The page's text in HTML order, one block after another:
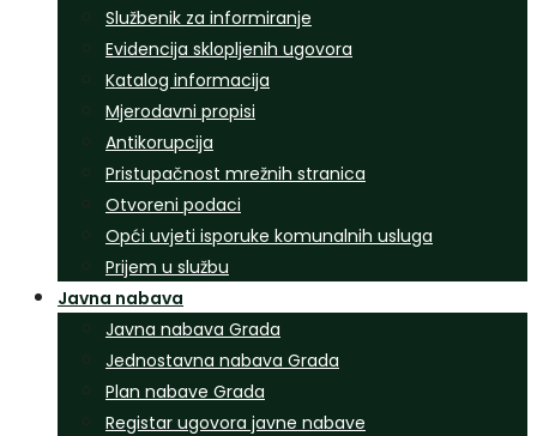
Službenik za informiranje
Evidencija sklopljenih ugovora
Katalog informacija
Mjerodavni propisi
Antikorupcija
Pristupačnost mrežnih stranica
Otvoreni podaci
Opći uvjeti isporuke komunalnih usluga
Prijem u službu
Javna nabava
Javna nabava Grada
Jednostavna nabava Grada
Plan nabave Grada
Registar ugovora javne nabave